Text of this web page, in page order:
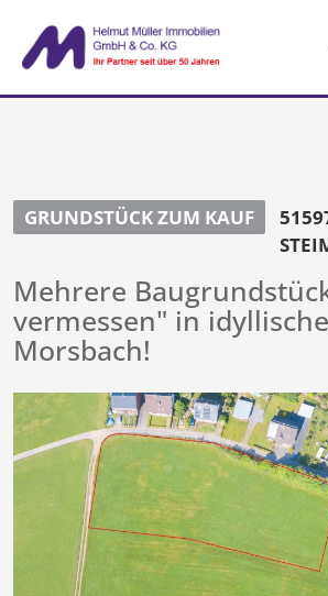
GRUNDSTÜCK ZUM KAUF
Mehrere
vermessen" in
Morsbach!